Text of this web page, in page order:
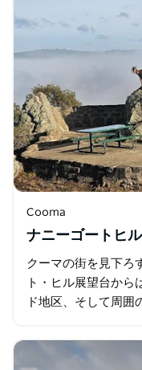
Cooma
ナニーゴートヒ
クーマの街を見下ろ
ト・ヒル展望台から
ド地区、そして周囲
いるランビー・タウ